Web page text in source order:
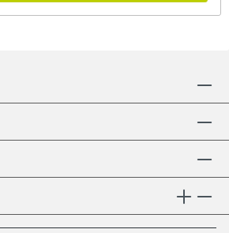
und -beratung.